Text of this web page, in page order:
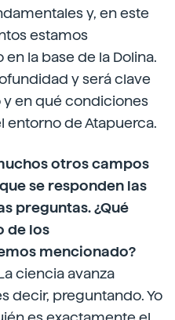
y, en este
estamos
la base de la Dolina.
y será clave
en qué condiciones
entorno de Atapuerca.
otros campos
se responden las
preguntas. ¿Qué
de los
mencionado?
ciencia avanza
decir, preguntando. Yo